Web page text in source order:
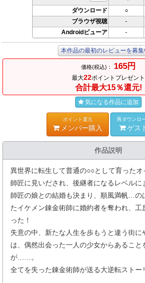
ダウンロード ○
ブラウザ視聴
-
Androidビューア
-
本作品の最初のレビューを募集
価格(税込)： 165円
最大22ポイントプレゼント
合計最大15％還元!
気になる作品に追加
ポイント還元
メンバー購入
再ダウンロ
ゲス
作品説明
異世界に転生して普通の○○として育った
師匠に見いだされ、後継者になるレベルに
師匠の娘との結婚も決まり、順風満帆…の
たイケメン錬金術師に婚約者を奪われ、工
った！
失意の中、新たな人生を歩もうと違う街に
は、偶然出会った一人の少女からあること
が……。
全てを失った錬金術師が送る大逆転ストー